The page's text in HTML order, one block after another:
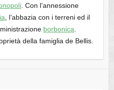
. Con l’annessione
, l’abbazia con i terreni ed il
borbonica
della famiglia de Bellis.